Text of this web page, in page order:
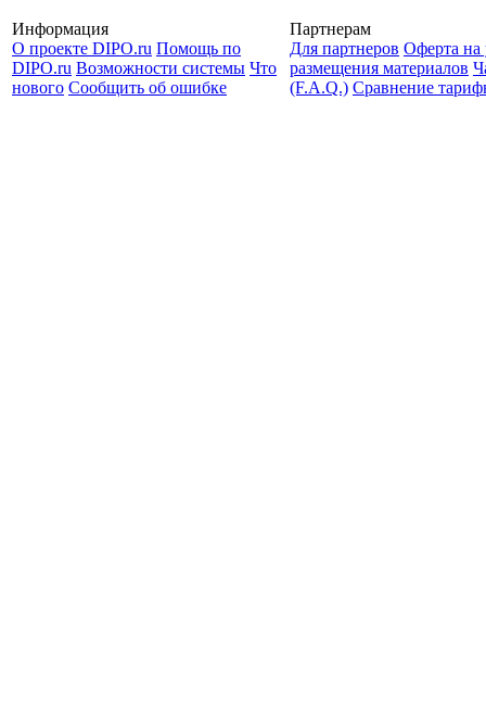
Информация
О проекте DIPO.ru Помощь по
DIPO.ru Возможности системы Что
нового Сообщить об ошибке
Партнерам
Для партнеров Оферта на
размещения материалов
(F.A.Q.) Cравнение